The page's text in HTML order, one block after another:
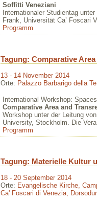
Soffitti Veneziani
Internationaler Studientag
Frank, Universität Ca’ Foscari
Programm
Tagung: Comparative
13 - 14 November 2014
Orte: Palazzo Barbarigo della
International Workshop:
Comparative Area and
Workshop unter der Leitung
University, Stockholm. Die
Programm
Tagung: Materielle Kultur
18 - 20 September 2014
Orte: Evangelische Kirche,
Ca' Foscari di Venezia,